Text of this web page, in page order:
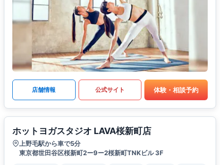
店舗情報 公式サイト 体験・相談予約
ホットヨガスタジオ LAVA桜新町店
上野毛駅から車で5分
東京都世田谷区桜新町2ー9ー2桜新町TNKビル 3F